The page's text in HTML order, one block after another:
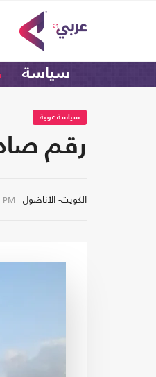
سياسة
سياسة عربية
رقم
الكويت- الأناضول